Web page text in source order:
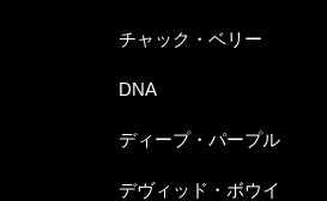
チャック・ベリー
DNA
ディープ・パープル
デヴィッド・ボウイ